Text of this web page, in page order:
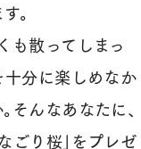
。
も散ってしまっ
十分に楽しめなか
そんなあなたに、
ごり桜」をプレゼ